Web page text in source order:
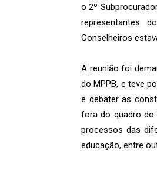
o 2º
representantes
Conselheiros
A reunião foi
do MPPB, e teve
e debater as
fora do quadro do
processos das
educação, entre